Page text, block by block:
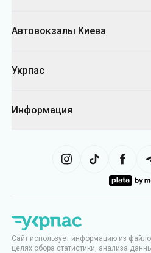
Автовокзалы Киева
Укрпас
Информация
Сайт использует информацию из
целях сбора статистики, анализа